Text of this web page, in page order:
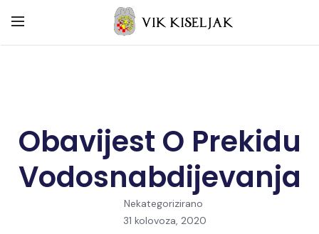
Obavijest O Prekidu
Vodosnabdijevanja
Nekategorizirano
31 kolovoza, 2020